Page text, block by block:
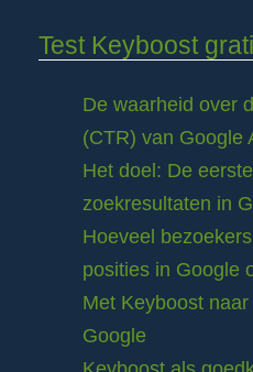
Test Keyboost
De waarheid over
(CTR) van Google
Het doel: De
zoekresultaten in
Hoeveel
posities in Google
Met Keyboost
Google